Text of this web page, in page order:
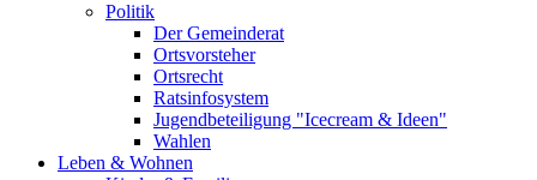
Politik
Der Gemeinderat
Ortsvorsteher
Ortsrecht
Ratsinfosystem
Jugendbeteiligung "Icecream & Ideen"
Wahlen
Leben & Wohnen